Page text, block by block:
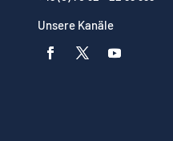
Unsere Kanäle